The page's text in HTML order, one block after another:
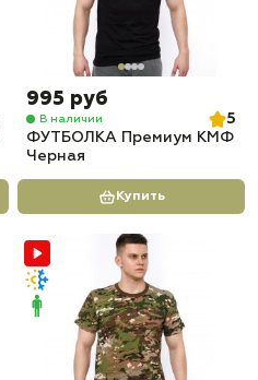
995 руб
В наличии
5
ФУТБОЛКА Премиум КМФ
Черная
Купить